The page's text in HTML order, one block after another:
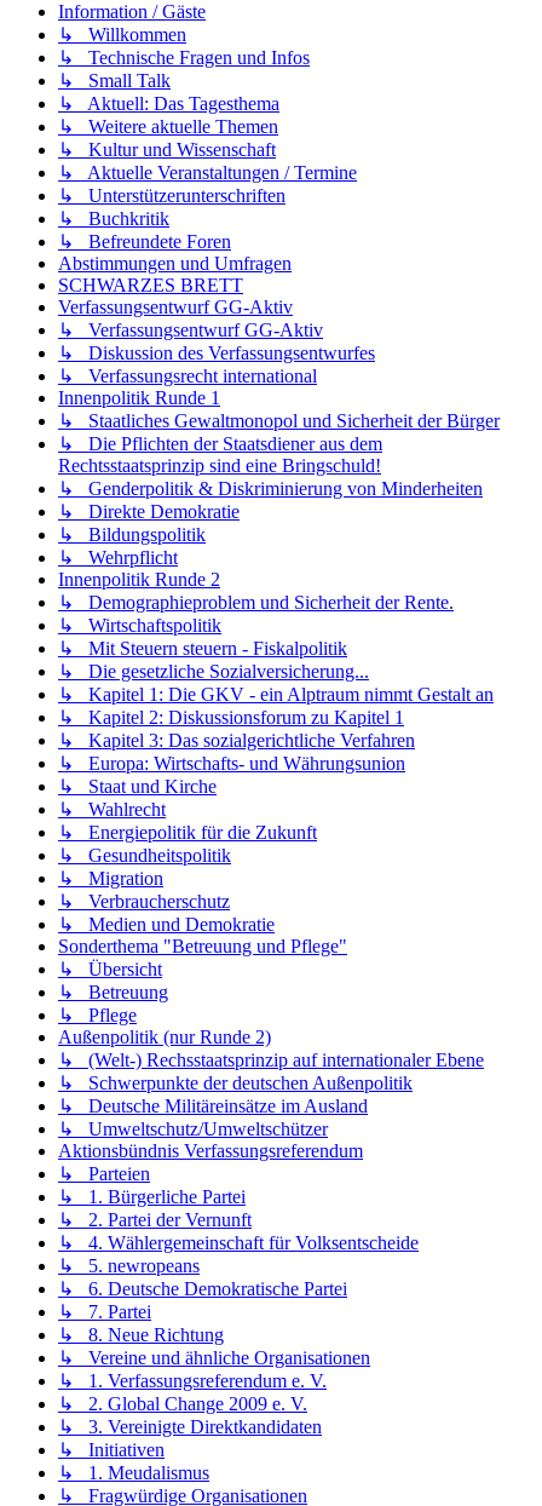
Information / Gäste
↳ Willkommen
↳ Technische Fragen und Infos
↳ Small Talk
↳ Aktuell: Das Tagesthema
↳ Weitere aktuelle Themen
↳ Kultur und Wissenschaft
↳ Aktuelle Veranstaltungen / Termine
↳ Unterstützerunterschriften
↳ Buchkritik
↳ Befreundete Foren
Abstimmungen und Umfragen
SCHWARZES BRETT
Verfassungsentwurf GG-Aktiv
↳ Verfassungsentwurf GG-Aktiv
↳ Diskussion des Verfassungsentwurfes
↳ Verfassungsrecht international
Innenpolitik Runde 1
↳ Staatliches Gewaltmonopol und Sicherheit der Bürger
↳ Die Pflichten der Staatsdiener aus dem
Rechtsstaatsprinzip sind eine Bringschuld!
↳ Genderpolitik & Diskriminierung von Minderheiten
↳ Direkte Demokratie
↳ Bildungspolitik
↳ Wehrpflicht
Innenpolitik Runde 2
↳ Demographieproblem und Sicherheit der Rente.
↳ Wirtschaftspolitik
↳ Mit Steuern steuern - Fiskalpolitik
↳ Die gesetzliche Sozialversicherung...
↳ Kapitel 1: Die GKV - ein Alptraum nimmt Gestalt an
↳ Kapitel 2: Diskussionsforum zu Kapitel 1
↳ Kapitel 3: Das sozialgerichtliche Verfahren
↳ Europa: Wirtschafts- und Währungsunion
↳ Staat und Kirche
↳ Wahlrecht
↳ Energiepolitik für die Zukunft
↳ Gesundheitspolitik
↳ Migration
↳ Verbraucherschutz
↳ Medien und Demokratie
Sonderthema "Betreuung und Pflege"
↳ Übersicht
↳ Betreuung
↳ Pflege
Außenpolitik (nur Runde 2)
↳ (Welt-) Rechsstaatsprinzip auf internationaler Ebene
↳ Schwerpunkte der deutschen Außenpolitik
↳ Deutsche Militäreinsätze im Ausland
↳ Umweltschutz/Umweltschützer
Aktionsbündnis Verfassungsreferendum
↳ Parteien
↳ 1. Bürgerliche Partei
↳ 2. Partei der Vernunft
↳ 4. Wählergemeinschaft für Volksentscheide
↳ 5. newropeans
↳ 6. Deutsche Demokratische Partei
↳ 7. Partei
↳ 8. Neue Richtung
↳ Vereine und ähnliche Organisationen
↳ 1. Verfassungsreferendum e. V.
↳ 2. Global Change 2009 e. V.
↳ 3. Vereinigte Direktkandidaten
↳ Initiativen
↳ 1. Meudalismus
↳ Fragwürdige Organisationen